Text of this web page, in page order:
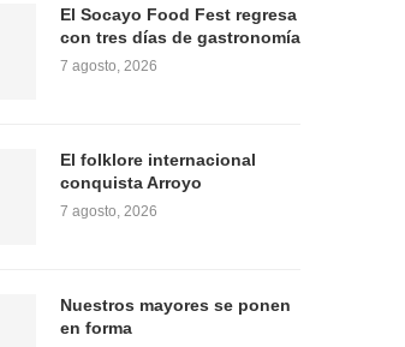
El Socayo Food Fest regresa
con tres días de gastronomía
7 agosto, 2026
El folklore internacional
conquista Arroyo
7 agosto, 2026
Nuestros mayores se ponen
en forma